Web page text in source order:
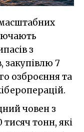
з
закупівлю 7
озброєння та
човен з
тонн, які